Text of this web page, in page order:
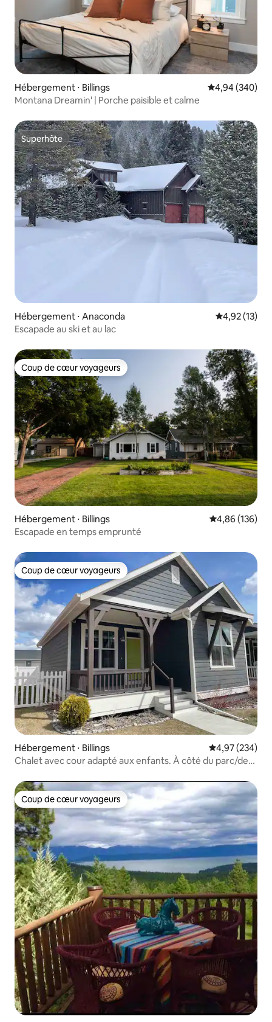
Hébergement ⋅ Billings Évaluation
4,94 (340)
Montana Dreamin' | Porche paisible et calme
Superhôte
Superhôte
Hébergement ⋅ Anaconda Évaluation
4,92 (13)
Escapade au ski et au lac
Coup de cœur voyageurs
Coup de cœur voyageurs
Hébergement ⋅ Billings Évaluation
4,86 (136)
Escapade en temps emprunté
Coup de cœur voyageurs
Coup de cœur voyageurs
Hébergement ⋅ Billings Évaluation
4,97 (234)
Chalet avec cour adapté aux enfants. À côté du parc/des
Coup de cœur voyageurs
Coup de cœur voyageurs